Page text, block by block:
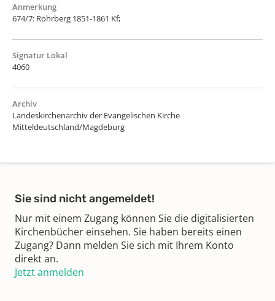
Anmerkung
674/7: Rohrberg 1851-1861 Kf;
Signatur Lokal
4060
Archiv
Landeskirchenarchiv der Evangelischen Kirche
Mitteldeutschland/Magdeburg
Sie sind nicht angemeldet!
Nur mit einem Zugang können Sie die digitalisierten
Kirchenbücher einsehen. Sie haben bereits einen
Zugang? Dann melden Sie sich mit Ihrem Konto
direkt an.
Jetzt anmelden